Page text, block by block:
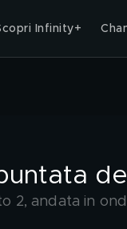
Infinity+
2, andata in